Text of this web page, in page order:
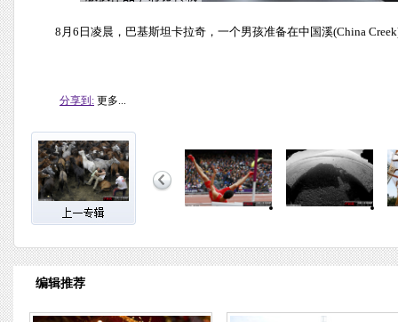
8月6日凌晨，巴基斯坦卡拉奇，一个男孩准备在中国溪(China
分享到: 更多...
编辑推荐